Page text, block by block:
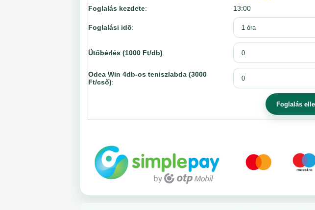
Foglalás kezdete: 13:00
Foglalási idõ:
Ütőbérlés (1000 Ft/db):
Odea Win 4db-os teniszlabda (3000
Ft/cső):